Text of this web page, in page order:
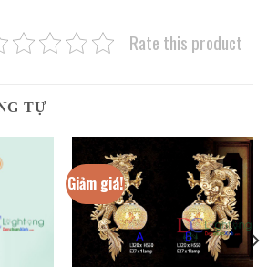
Rate this product
TỰ
Giảm giá!